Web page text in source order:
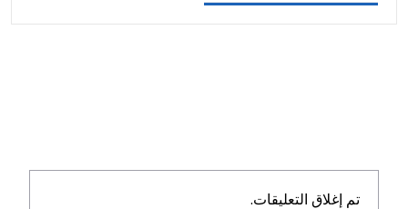
تم إغلاق التعليقات.